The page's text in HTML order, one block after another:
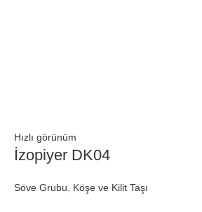
Hızlı görünüm
İzopiyer DK04
Söve Grubu, Köşe ve Kilit Taşı